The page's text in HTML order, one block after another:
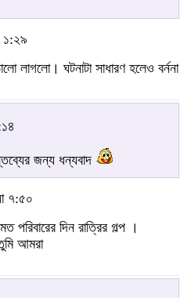
১:২৯
লাগলো। ঘটনাটা সাধারণ হলেও বর্ননা
জন্য ধন্যবাদ
৭:৫০
পরিবারের দিন রাত্রির গল্প ।
আমরা